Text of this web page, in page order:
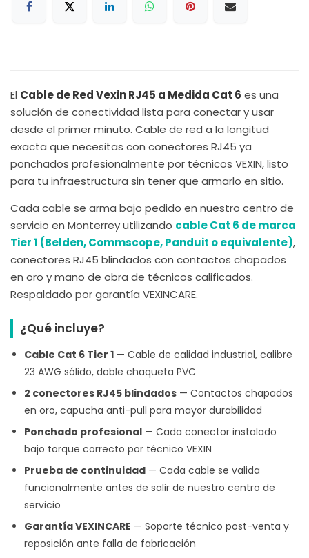
El Cable de Red Vexin RJ45 a Medida Cat 6 es una
solución de conectividad lista para conectar y usar
desde el primer minuto. Cable de red a la longitud
exacta que necesitas con conectores RJ45 ya
ponchados profesionalmente por técnicos VEXIN, listo
para tu infraestructura sin tener que armarlo en sitio.
Cada cable se arma bajo pedido en nuestro centro de
servicio en Monterrey utilizando cable Cat 6 de marca
Tier 1 (Belden, Commscope, Panduit o equivalente),
conectores RJ45 blindados con contactos chapados
en oro y mano de obra de técnicos calificados.
Respaldado por garantía VEXINCARE.
¿Qué incluye?
Cable Cat 6 Tier 1 — Cable de calidad industrial, calibre
23 AWG sólido, doble chaqueta PVC
2 conectores RJ45 blindados — Contactos chapados
en oro, capucha anti-pull para mayor durabilidad
Ponchado profesional — Cada conector instalado
bajo torque correcto por técnico VEXIN
Prueba de continuidad — Cada cable se valida
funcionalmente antes de salir de nuestro centro de
servicio
Garantía VEXINCARE — Soporte técnico post-venta y
reposición ante falla de fabricación